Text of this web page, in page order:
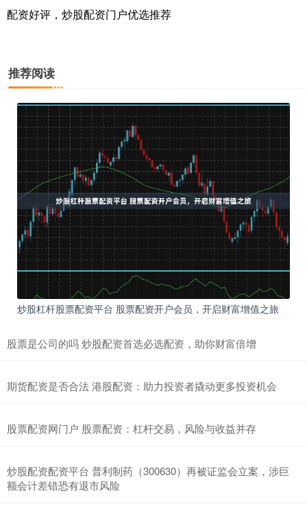
配资好评，炒股配资门户优选推荐
推荐阅读
炒股杠杆股票配资平台 股票配资开户会员，开启财富增值之旅
股票是公司的吗 炒股配资首选必选配资，助你财富倍增
期货配资是否合法 港股配资：助力投资者撬动更多投资机会
股票配资网门户 股票配资：杠杆交易，风险与收益并存
炒股配资配资平台 普利制药（300630）再被证监会立案，涉巨
额会计差错恐有退市风险